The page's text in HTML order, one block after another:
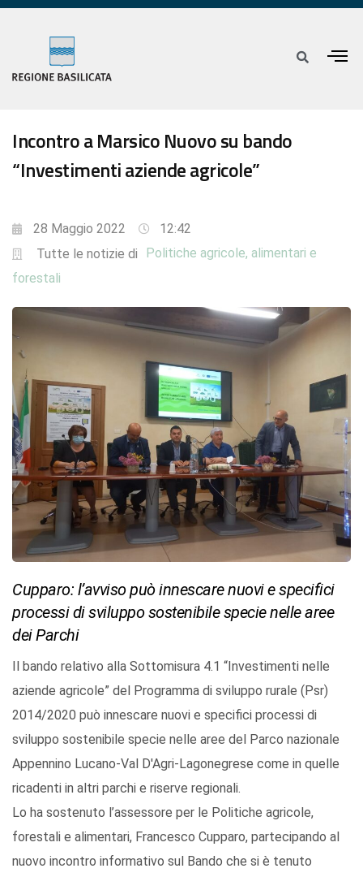
Incontro a Marsico Nuovo su bando
“Investimenti aziende agricole”
28 Maggio 2022
12:42
Tutte le notizie di
Politiche agricole, alimentari e
forestali
Cupparo: l’avviso può innescare nuovi e specifici
processi di sviluppo sostenibile specie nelle aree
dei Parchi
Il bando relativo alla Sottomisura 4.1 “Investimenti nelle
aziende agricole” del Programma di sviluppo rurale (Psr)
2014/2020 può innescare nuovi e specifici processi di
sviluppo sostenibile specie nelle aree del Parco nazionale
Appennino Lucano-Val D'Agri-Lagonegrese come in quelle
ricadenti in altri parchi e riserve regionali.
Lo ha sostenuto l’assessore per le Politiche agricole,
forestali e alimentari, Francesco Cupparo, partecipando al
nuovo incontro informativo sul Bando che si è tenuto